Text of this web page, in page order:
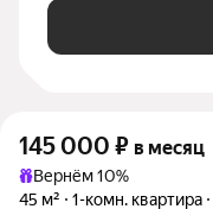
145 000 ₽ в месяц
Вернём 10%
45 м²
1-комн. квартира